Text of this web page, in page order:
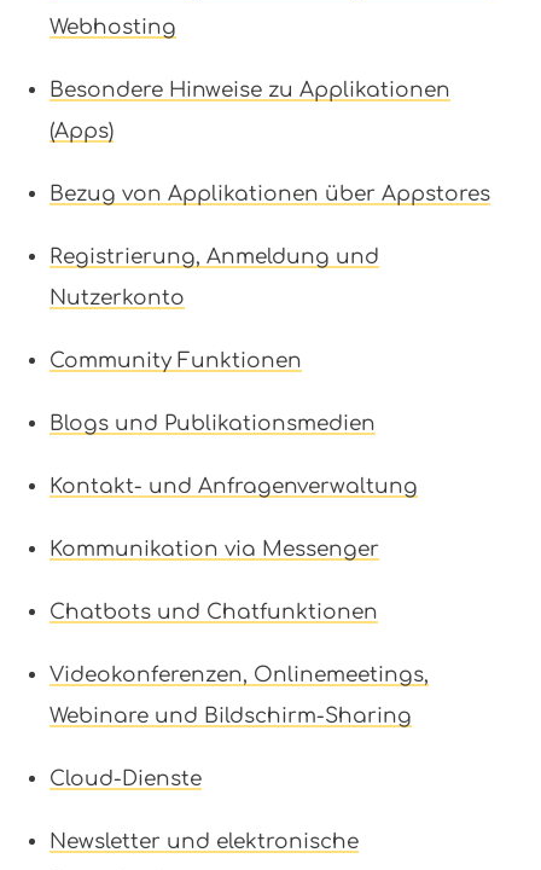
Webhosting
Besondere Hinweise zu Applikationen
(Apps)
Bezug von Applikationen über Appstores
Registrierung, Anmeldung und
Nutzerkonto
Community Funktionen
Blogs und Publikationsmedien
Kontakt- und Anfragenverwaltung
Kommunikation via Messenger
Chatbots und Chatfunktionen
Videokonferenzen, Onlinemeetings,
Webinare und Bildschirm-Sharing
Cloud-Dienste
Newsletter und elektronische